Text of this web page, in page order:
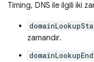
Timing, DNS ile ilgili iki
zamandır.
domainLookupEnd